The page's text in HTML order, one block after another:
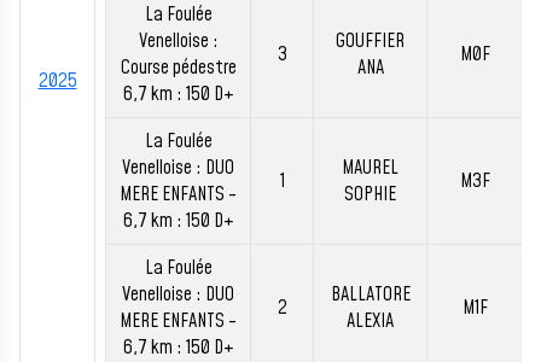
2025
La Foulée
Venelloise :
Course pédestre
6,7 km : 150 D+
3
GOUFFIER
ANA
M0F
La Foulée
Venelloise : DUO
MERE ENFANTS -
6,7 km : 150 D+
1
MAUREL
SOPHIE
M3F
La Foulée
Venelloise : DUO
MERE ENFANTS -
6,7 km : 150 D+
2
BALLATORE
ALEXIA
M1F